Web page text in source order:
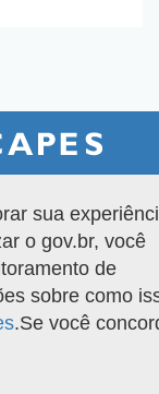
os direitos reservados.
sua
o gov.br, você
de
sobre como
.Se você